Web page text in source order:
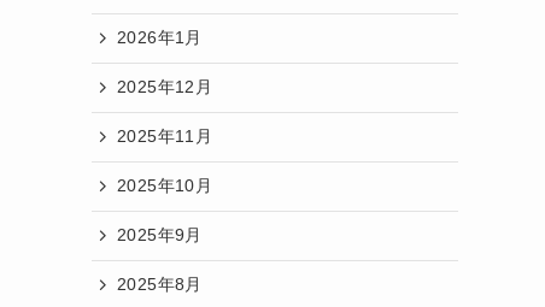
2026年1月
2025年12月
2025年11月
2025年10月
2025年9月
2025年8月